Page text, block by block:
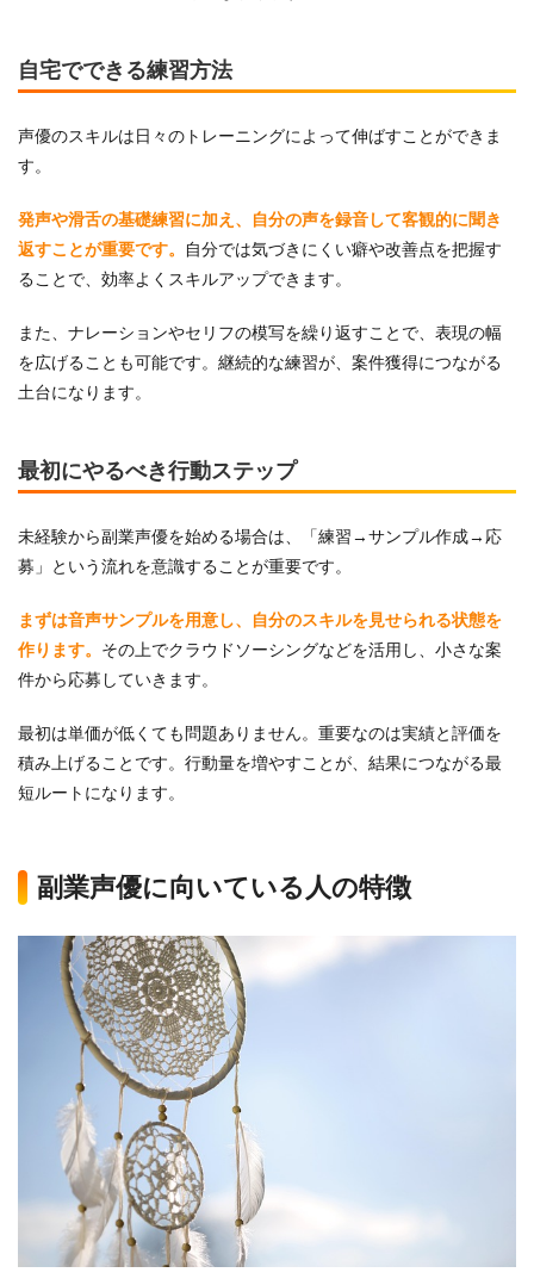
自宅でできる練習方法
声優のスキルは日々のトレーニングによって伸ばすことができま
す。
発声や滑舌の基礎練習に加え、自分の声を録音して客観的に聞き
返すことが重要です。
自分では気づきにくい癖や改善点を把握す
ることで、効率よくスキルアップできます。
また、ナレーションやセリフの模写を繰り返すことで、表現の幅
を広げることも可能です。継続的な練習が、案件獲得につながる
土台になります。
最初にやるべき行動ステップ
未経験から副業声優を始める場合は、「練習→サンプル作成→応
募」という流れを意識することが重要です。
まずは音声サンプルを用意し、自分のスキルを見せられる状態を
作ります。 その上でクラウドソーシングなどを活用し、小さな案
件から応募していきます。
最初は単価が低くても問題ありません。重要なのは実績と評価を
積み上げることです。行動量を増やすことが、結果につながる最
短ルートになります。
副業声優に向いている人の特徴